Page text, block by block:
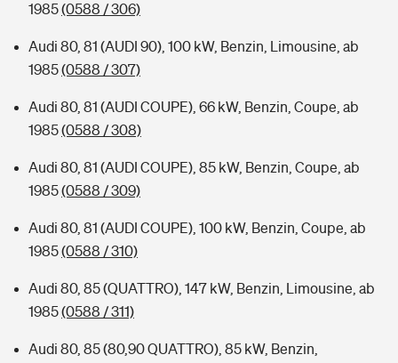
1985(0588 / 306)
Audi 80, 81 (AUDI 90), 100 kW, Benzin, Limousine, ab
1985(0588 / 307)
Audi 80, 81 (AUDI COUPE), 66 kW, Benzin, Coupe, ab
1985(0588 / 308)
Audi 80, 81 (AUDI COUPE), 85 kW, Benzin, Coupe, ab
1985(0588 / 309)
Audi 80, 81 (AUDI COUPE), 100 kW, Benzin, Coupe, ab
1985(0588 / 310)
Audi 80, 85 (QUATTRO), 147 kW, Benzin, Limousine, ab
1985(0588 / 311)
Audi 80, 85 (80,90 QUATTRO), 85 kW, Benzin,